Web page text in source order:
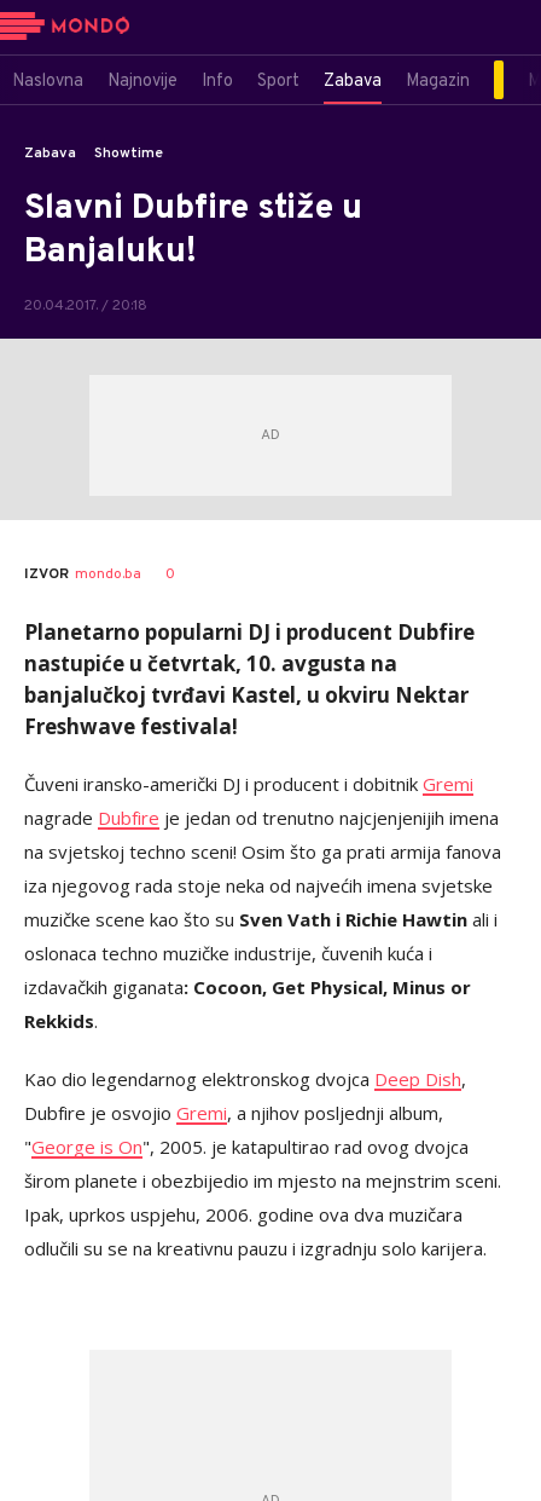
Naslovna Najnovije Info Sport Zabava Magazin
Zabava Showtime
Slavni Dubfire stiže u
Banjaluku!
20.04.2017. / 20:18
IZVOR mondo.ba 0
Planetarno popularni DJ i producent Dubfire
nastupiće u četvrtak, 10. avgusta na
banjalučkoj tvrđavi Kastel, u okviru Nektar
Freshwave festivala!
Čuveni iransko-američki DJ i producent i dobitnik Gremi
nagrade Dubfire je jedan od trenutno najcjenjenijih imena
na svjetskoj techno sceni! Osim što ga prati armija fanova
iza njegovog rada stoje neka od najvećih imena svjetske
muzičke scene kao što su Sven Vath i Richie Hawtin ali i
oslonaca techno muzičke industrije, čuvenih kuća i
izdavačkih giganata: Cocoon, Get Physical, Minus or
Rekkids.
Kao dio legendarnog elektronskog dvojca Deep Dish,
Dubfire je osvojio Gremi, a njihov posljednji album,
"George is On", 2005. je katapultirao rad ovog dvojca
širom planete i obezbijedio im mjesto na mejnstrim sceni.
Ipak, uprkos uspjehu, 2006. godine ova dva muzičara
odlučili su se na kreativnu pauzu i izgradnju solo karijera.